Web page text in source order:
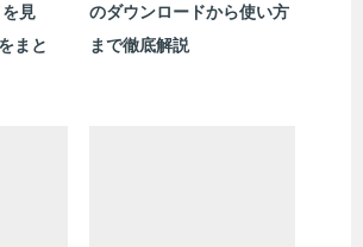
見
まと
のダウンロードから使い方
まで徹底解説